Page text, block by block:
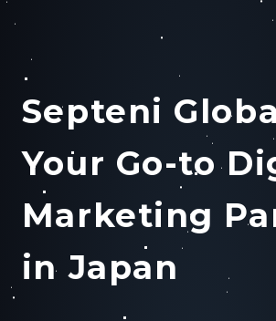
Septeni
Your Go-to
Marketing
in Japan